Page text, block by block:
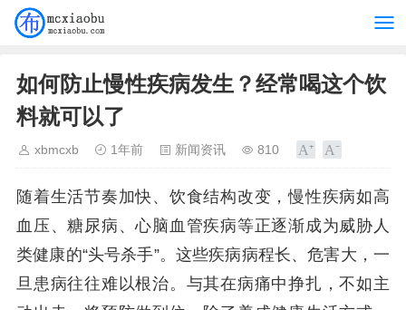
如何防止慢性疾病发生？经常喝这个饮
料就可以了
xbmcxb 1年前 新闻资讯 810
随着生活节奏加快、饮食结构改变，慢性疾病如高
血压、糖尿病、心脑血管疾病等正逐渐成为威胁人
类健康的“头号杀手”。这些疾病病程长、危害大，一
旦患病往往难以根治。与其在病痛中挣扎，不如主